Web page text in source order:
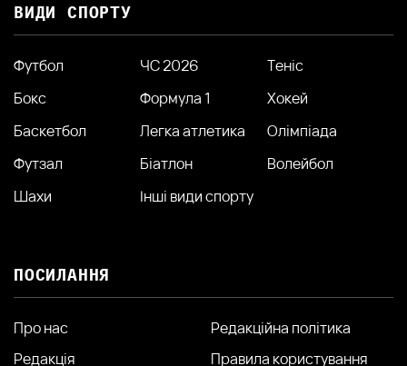
ВИДИ СПОРТУ
Футбол ЧС 2026
Теніс
Бокс
Формула 1
Хокей
Баскетбол
Легка атлетика
Олімпіада
Футзал
Біатлон
Волейбол
Шахи
Інші види спорту
ПОСИЛАННЯ
Про нас
Редакція
Редакційна політика
Правила користування